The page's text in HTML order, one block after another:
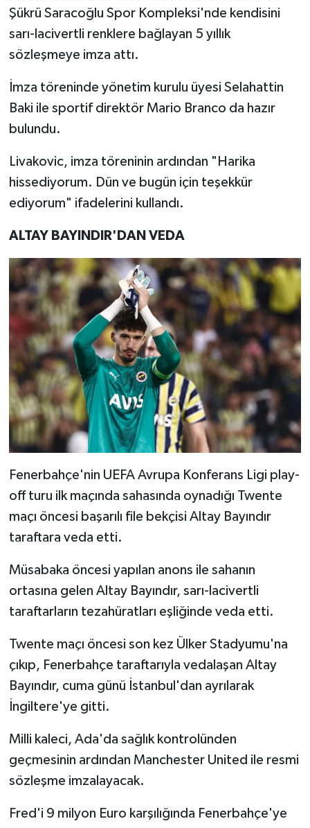
Şükrü Saracoğlu Spor Kompleksi'nde kendisini
sarı-lacivertli renklere bağlayan 5 yıllık
sözleşmeye imza attı.
İmza töreninde yönetim kurulu üyesi Selahattin
Baki ile sportif direktör Mario Branco da hazır
bulundu.
Livakovic, imza töreninin ardından "Harika
hissediyorum. Dün ve bugün için teşekkür
ediyorum" ifadelerini kullandı.
ALTAY BAYINDIR'DAN VEDA
Fenerbahçe'nin UEFA Avrupa Konferans Ligi play-
off turu ilk maçında sahasında oynadığı Twente
maçı öncesi başarılı file bekçisi Altay Bayındır
taraftara veda etti.
Müsabaka öncesi yapılan anons ile sahanın
ortasına gelen Altay Bayındır, sarı-lacivertli
taraftarların tezahüratları eşliğinde veda etti.
Twente maçı öncesi son kez Ülker Stadyumu'na
çıkıp, Fenerbahçe taraftarıyla vedalaşan Altay
Bayındır, cuma günü İstanbul'dan ayrılarak
İngiltere'ye gitti.
Milli kaleci, Ada'da sağlık kontrolünden
geçmesinin ardından Manchester United ile resmi
sözleşme imzalayacak.
Fred'i 9 milyon Euro karşılığında Fenerbahçe'ye